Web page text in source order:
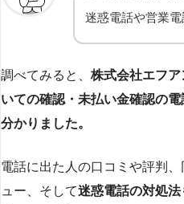
迷惑電話や営業
調べてみると、 株式会社エフ
いての確認・未払い金確認の
分かりました。
電話に出た人の口コミや評判
ュー、そして迷惑電話の対処